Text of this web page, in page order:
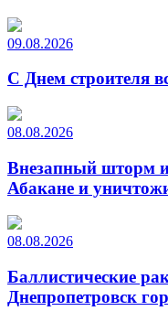
09.08.2026
С Днем строителя
08.08.2026
Внезапный шторм
Абакане и
08.08.2026
Баллистические
Днепропетровск